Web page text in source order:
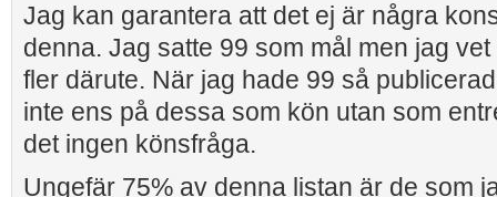
Jag kan garantera att det ej är några
denna. Jag satte 99 som mål men jag
fler därute. När jag hade 99 så
inte ens på dessa som kön utan som
det ingen könsfråga.
Ungefär 75% av denna listan är de som